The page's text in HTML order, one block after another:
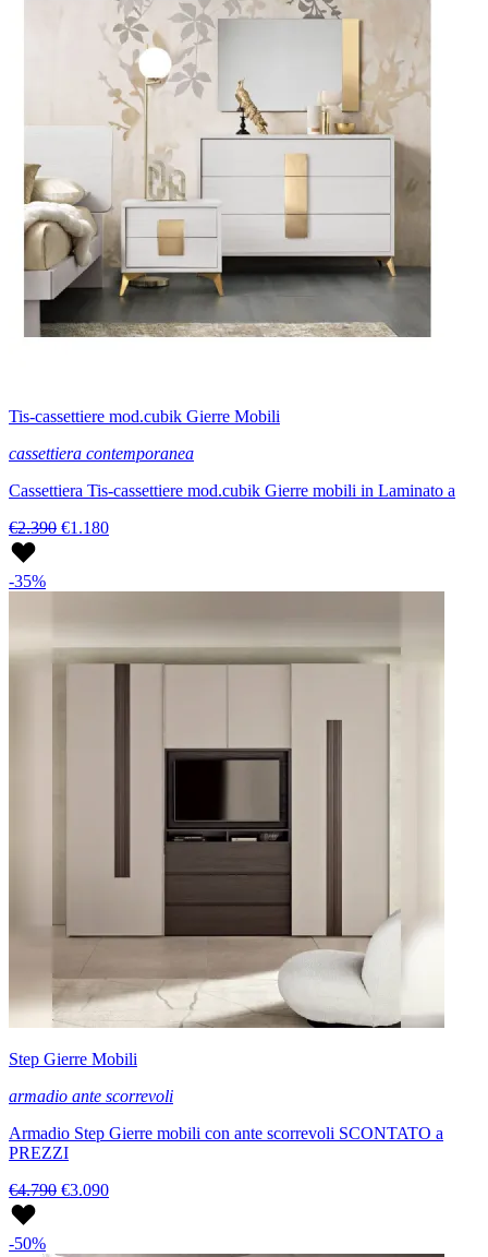
Tis-cassettiere mod.cubik Gierre Mobili
cassettiera contemporanea
Cassettiera Tis-cassettiere mod.cubik Gierre mobili in Laminato a
€2.390 €1.180
-35%
Step Gierre Mobili
armadio ante scorrevoli
Armadio Step Gierre mobili con ante scorrevoli SCONTATO a
PREZZI
€4.790 €3.090
-50%